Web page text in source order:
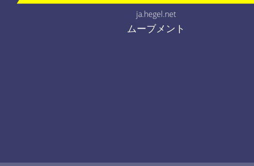
ja.hegel.net
ムーブメント